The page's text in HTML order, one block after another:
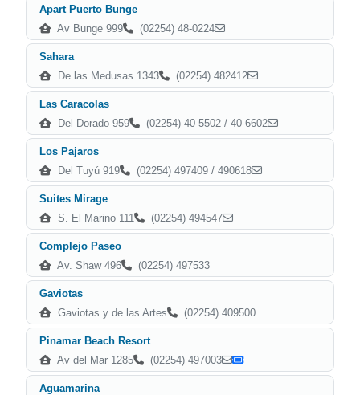
Apart Puerto Bunge
Av Bunge 999
(02254) 48-0224
Sahara
De las Medusas 1343
(02254) 482412
Las Caracolas
Del Dorado 959
(02254) 40-5502 / 40-6602
Los Pajaros
Del Tuyú 919
(02254) 497409 / 490618
Suites Mirage
S. El Marino 111
(02254) 494547
Complejo Paseo
Av. Shaw 496
(02254) 497533
Gaviotas
Gaviotas y de las Artes
(02254) 409500
Pinamar Beach Resort
Av del Mar 1285
(02254) 497003
Aguamarina